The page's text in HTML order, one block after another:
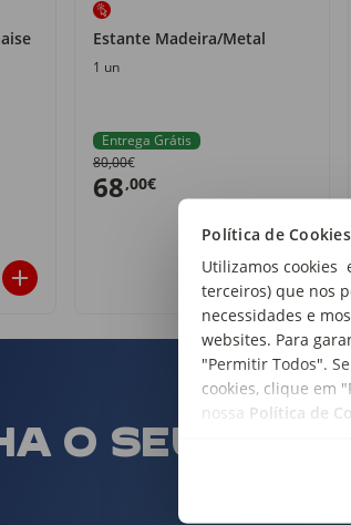
Política de Cookies
Utilizamos cookies
terceiros) que nos
necessidades e
websites. Para
"Permitir Todos".
cookies, clique em
nossa Política de
Estante Madeira/Metal
1 un
Entrega Grátis
80,00€
68,00€
O SEU